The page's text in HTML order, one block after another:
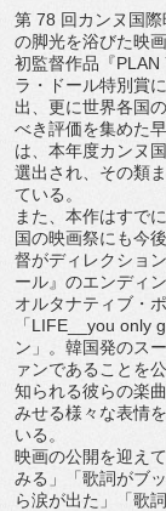
第 78 回カンヌ国際
の脚光を浴びた映
初監督作品『
ラ・ドール特別賞に
出、 更に世界各国
べき評価を集めた
は、本年度カンヌ
選出され、 その類
ている。
また、本作はすで
国の映画祭にも今
督がディレクショ
ール』のエンディン
オルタナティブ・
「LIFE__you only
ン」。 韓国発のス
ァンであることを公
知られる彼らの楽
みせる様々な表情
いる。
映画の公開を迎え
みる」「歌詞がブ
ら涙が出た」「歌